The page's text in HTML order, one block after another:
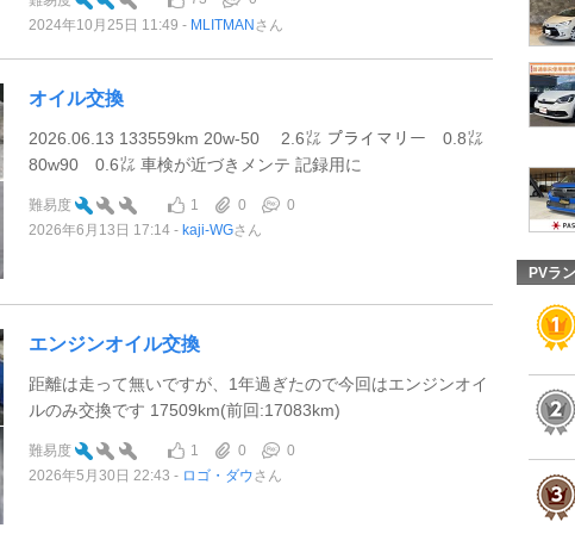
2024年10月25日 11:49
MLITMANさん
オイル交換
2026.06.13 133559km 20w-50 2.6㍑ プライマリー 0.8㍑
80w90 0.6㍑ 車検が近づきメンテ 記録用に
難易度 1 0
0
2026年6月13日 17:14
kaji-WGさん
エンジンオイル交換
距離は走って無いですが、1年過ぎたので今回はエンジンオイ
ルのみ交換です 17509km(前回:17083km)
難易度 1 0
0
2026年5月30日 22:43
ロゴ・ダウさん
PVラ